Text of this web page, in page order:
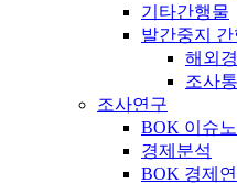
기타간행물
발간중지 간
해외
조사
조사연구
BOK 이슈
경제분석
BOK 경제